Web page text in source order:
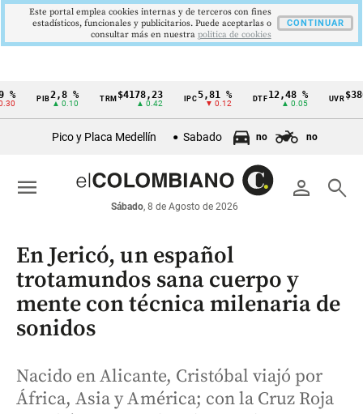
Cintillo
económicos
Colombia
PIB 2,8 %
▲ 0.10
TRM $4178,23
▲ 0.42
IPC 5,81 %
▼ 0.12
DTF 12,48 %
▲ 0.05
UVR
▲
Pico y Placa Medellín Sabado no no
person search
Sábado, 8 de Agosto de 2026
menu
En Jericó, un español
trotamundos sana cuerpo y
mente con técnica milenaria de
sonidos
Nacido en Alicante, Cristóbal viajó por
África, Asia y América; con la Cruz Roja
Este portal emplea cookies internas y de terceros con fines
estadísticos, funcionales y publicitarios. Puede aceptarlas o
consultar más en nuestra politica de cookies
CONTINUAR